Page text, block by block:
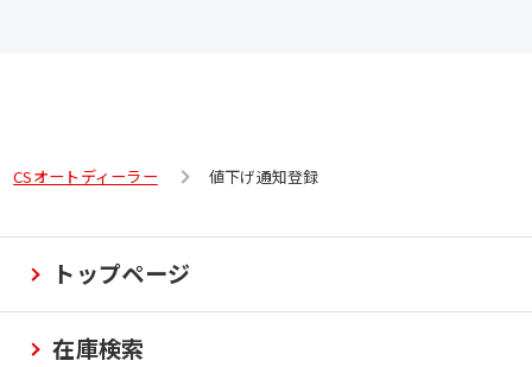
CSオートディーラー 値下げ通知登録
トップページ
在庫検索